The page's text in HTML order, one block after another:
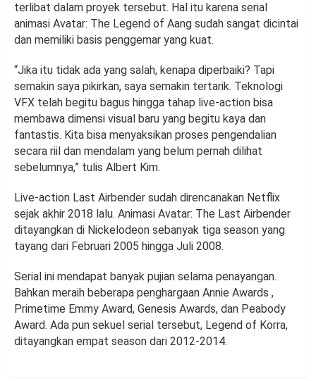
terlibat dalam proyek tersebut. Hal itu karena serial
animasi Avatar: The Legend of Aang sudah sangat dicintai
dan memiliki basis penggemar yang kuat.
“Jika itu tidak ada yang salah, kenapa diperbaiki? Tapi
semakin saya pikirkan, saya semakin tertarik. Teknologi
VFX telah begitu bagus hingga tahap live-action bisa
membawa dimensi visual baru yang begitu kaya dan
fantastis. Kita bisa menyaksikan proses pengendalian
secara riil dan mendalam yang belum pernah dilihat
sebelumnya,” tulis Albert Kim.
Live-action Last Airbender sudah direncanakan Netflix
sejak akhir 2018 lalu. Animasi Avatar: The Last Airbender
ditayangkan di Nickelodeon sebanyak tiga season yang
tayang dari Februari 2005 hingga Juli 2008.
Serial ini mendapat banyak pujian selama penayangan.
Bahkan meraih beberapa penghargaan Annie Awards ,
Primetime Emmy Award, Genesis Awards, dan Peabody
Award. Ada pun sekuel serial tersebut, Legend of Korra,
ditayangkan empat season dari 2012-2014.